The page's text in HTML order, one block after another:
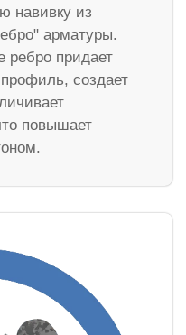
навивку из
арматуры.
ребро придает
создает
повышает